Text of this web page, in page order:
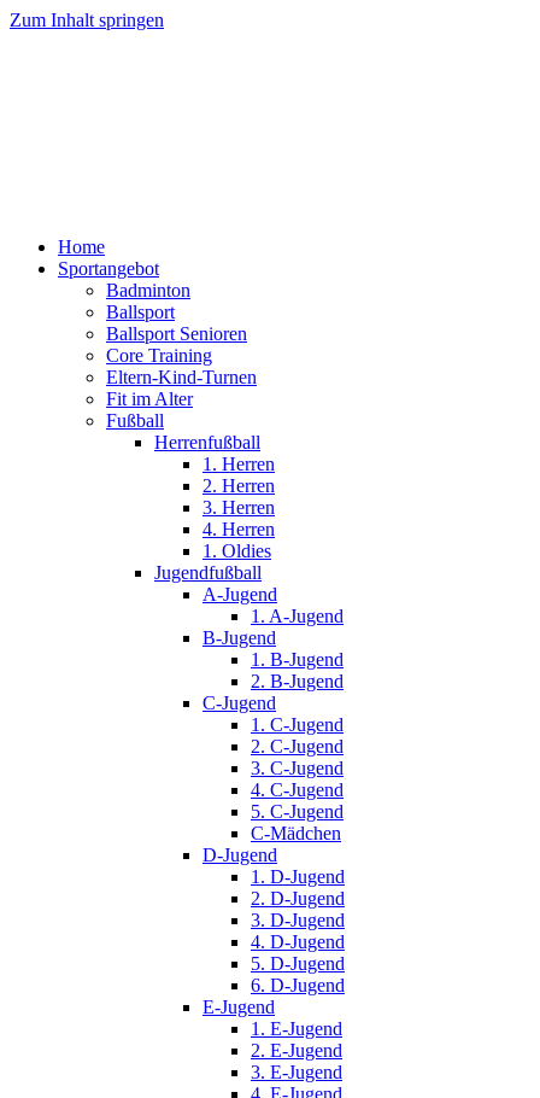
Zum Inhalt springen
Home
Sportangebot
Badminton
Ballsport
Ballsport Senioren
Core Training
Eltern-Kind-Turnen
Fit im Alter
Fußball
Herrenfußball
1. Herren
2. Herren
3. Herren
4. Herren
1. Oldies
Jugendfußball
A-Jugend
1. A-Jugend
B-Jugend
1. B-Jugend
2. B-Jugend
C-Jugend
1. C-Jugend
2. C-Jugend
3. C-Jugend
4. C-Jugend
5. C-Jugend
C-Mädchen
D-Jugend
1. D-Jugend
2. D-Jugend
3. D-Jugend
4. D-Jugend
5. D-Jugend
6. D-Jugend
E-Jugend
1. E-Jugend
2. E-Jugend
3. E-Jugend
4. E-Jugend